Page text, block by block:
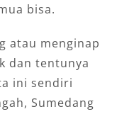
bisa.
atau menginap
dan tentunya
ini sendiri
Sumedang